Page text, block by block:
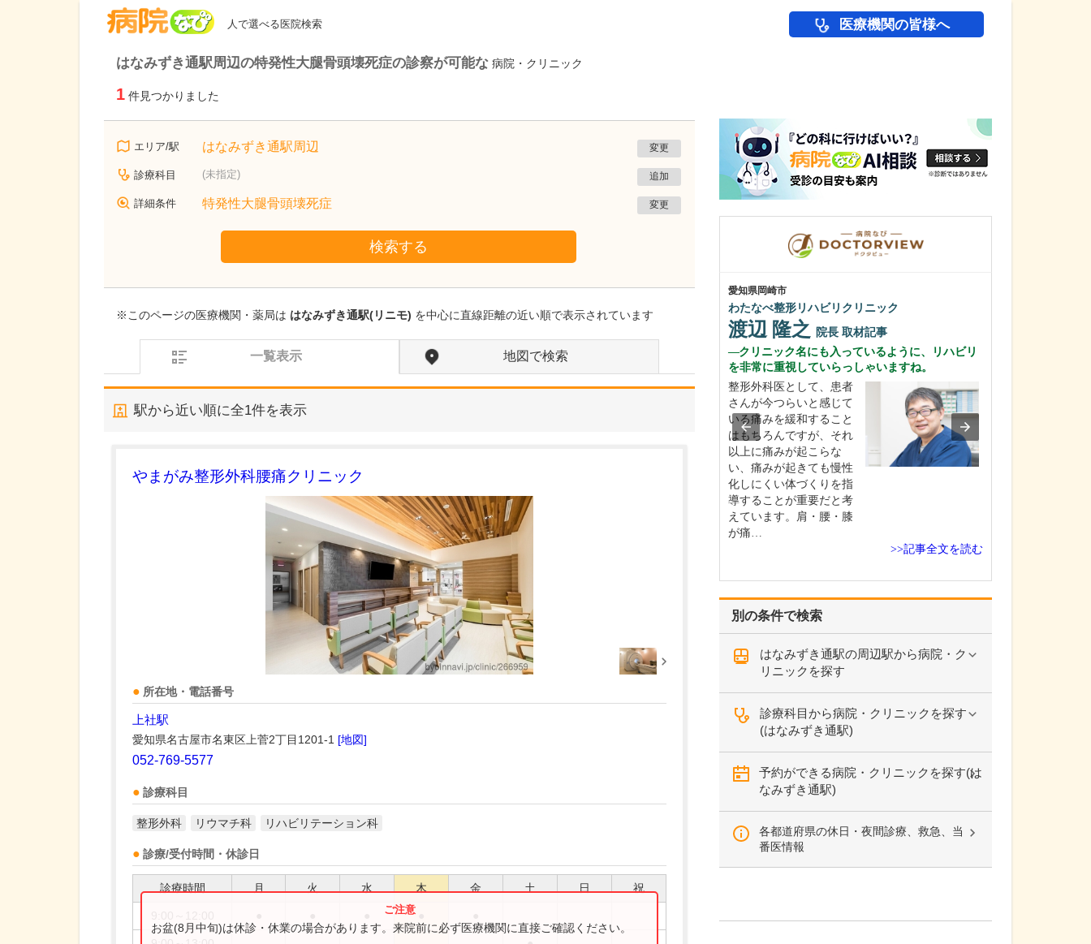
人で選べる医院検索 医療機関の皆様へ
はなみずき通駅周辺の特発性大腿骨頭壊死症の診察が可能な 病院・クリニック
1 件見つかりました
エリア/駅 はなみずき通駅周辺 変更
診療科目 (未指定) 追加
詳細条件 特発性大腿骨頭壊死症 変更
検索する
※このページの医療機関・薬局は はなみずき通駅(リニモ) を中心に直線距離の近い順で表示されています
一覧表示 地図で検索
駅から近い順に全1件を表示
やまがみ整形外科腰痛クリニック
所在地・電話番号
上社駅
愛知県名古屋市名東区上菅2丁目1201-1 [地図]
052-769-5577
診療科目
整形外科 リウマチ科 リハビリテーション科
診療/受付時間・休診日
診療時間 月 火 水 木 金 土 日 祝
お盆(8月中旬)は休診・休業の場合があります。来院前に必ず医療機関に直接ご確認ください。
別の条件で検索
はなみずき通駅の周辺駅から病院・ク
リニックを探す
診療科目から病院・クリニックを探す
(はなみずき通駅)
予約ができる病院・クリニックを探す(は
なみずき通駅)
各都道府県の休日・夜間診療、救急、当
番医情報
愛知県岡崎市
わたなべ整形リハビリクリニック
渡辺 隆之 院長 取材記事
クリニック名にも入っているように、リハビリ
を非常に重視していらっしゃいますね。
整形外科医として、患者
さんが今つらいと感じて
いる痛みを緩和すること
はもちろんですが、それ
以上に痛みが起こらな
い、痛みが起きても慢性
化しにくい体づくりを指
導することが重要だと考
えています。肩・腰・膝
が痛…
>>記事全文を読む
千葉県船橋市
船橋ゆーかりクリニック
貴院の特徴をお聞かせいただけますか?
皮膚科・形成外科・美容
皮膚科を掲げ、幅広い症
ほくろ・しこりの切除と
い…